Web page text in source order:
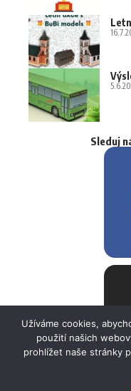
Sleduj
Užíváme cookies,
použití našich
prohlížet naše stránky